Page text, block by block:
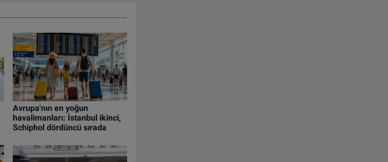
Avrupa'nın en yoğun
havalimanları: İstanbul ikinci,
Schiphol dördüncü sırada